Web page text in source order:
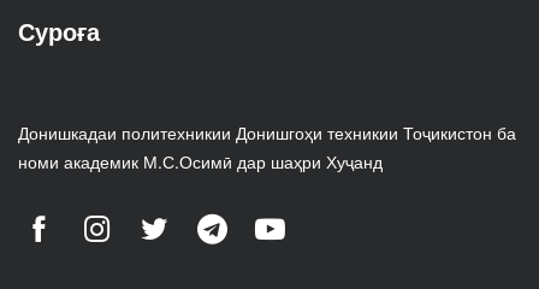
Суроға
Донишкадаи политехникии Донишгоҳи техникии Тоҷикистон ба
номи академик М.С.Осимӣ дар шаҳри Хуҷанд